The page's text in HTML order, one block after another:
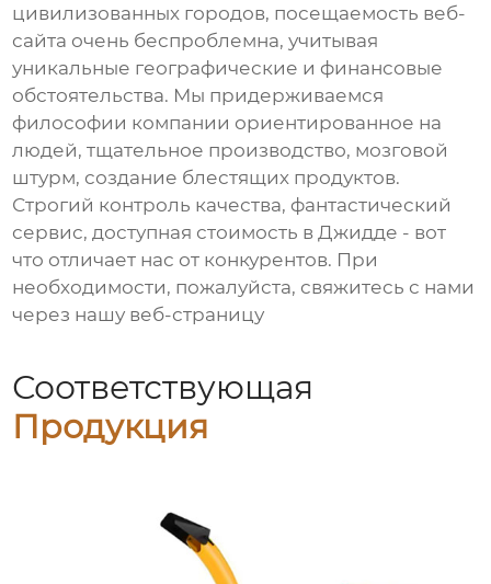
цивилизованных городов, посещаемость веб-
сайта очень беспроблемна, учитывая
уникальные географические и финансовые
обстоятельства. Мы придерживаемся
философии компании ориентированное на
людей, тщательное производство, мозговой
штурм, создание блестящих продуктов.
Строгий контроль качества, фантастический
сервис, доступная стоимость в Джидде - вот
что отличает нас от конкурентов. При
необходимости, пожалуйста, свяжитесь с нами
через нашу веб-страницу
Соответствующая
Продукция